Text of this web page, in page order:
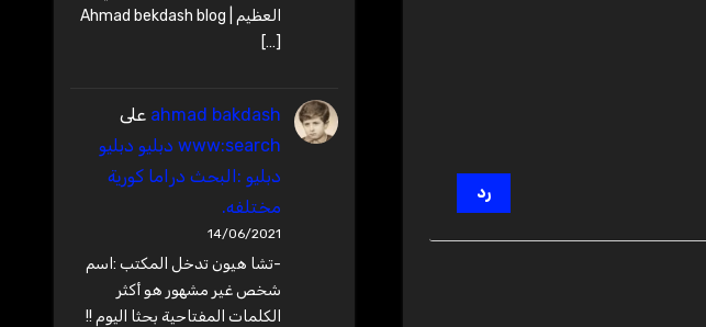
رد
العظيم | Ahmad bekdash blog
[…]
ahmad bakdash على
www:search دبليو دبليو
دبليو :البحث دراما كورية
مختلفه.
14/06/2021
-تشا هيون تدخل المكتب :اسم
شخص غير مشهور هو أكثر
الكلمات المفتاحية بحثا اليوم !!